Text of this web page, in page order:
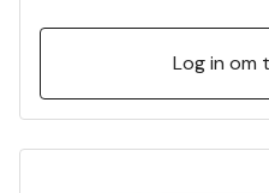
Log in om